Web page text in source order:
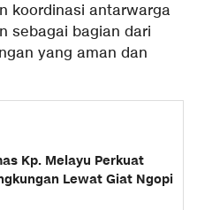
koordinasi antarwarga
sebagai bagian dari
yang aman dan
Kp. Melayu Perkuat
Lewat Giat Ngopi